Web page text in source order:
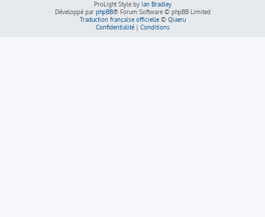
ProLight Style by Ian Bradley
Développé par phpBB® Forum Software © phpBB Limited
Traduction française officielle© Qiaeru
Confidentialité| Conditions